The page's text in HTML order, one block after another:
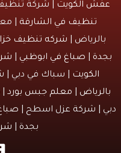
الكويت| شركة تنظيف |
تنظيف في الشارقة| معلم
|شركه تنظيف خزانات
|صباغ في ابوظبي|شركة
الكويت| سباك في دبي |
|معلم جبس بورد|
| شركة عزل اسطح |صباغ
|شركة